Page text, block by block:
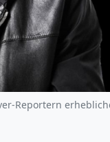
Reportern